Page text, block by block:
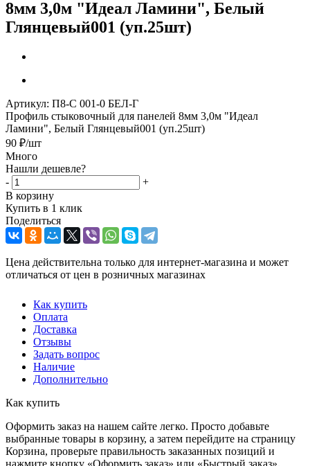
8мм 3,0м "Идеал Ламини", Белый
Глянцевый001 (уп.25шт)
Артикул: П8-С 001-0 БЕЛ-Г
Профиль стыковочный для панелей 8мм 3,0м "Идеал
Ламини", Белый Глянцевый001 (уп.25шт)
90 ₽/шт
Много
Нашли дешевле?
-
+
В корзину
Купить в 1 клик
Поделиться
Цена действительна только для интернет-магазина и может
отличаться от цен в розничных магазинах
Как купить
Оплата
Доставка
Отзывы
Задать вопрос
Наличие
Дополнительно
Как купить
Оформить заказ на нашем сайте легко. Просто добавьте
выбранные товары в корзину, а затем перейдите на страницу
Корзина, проверьте правильность заказанных позиций и
нажмите кнопку «Оформить заказ» или «Быстрый заказ».